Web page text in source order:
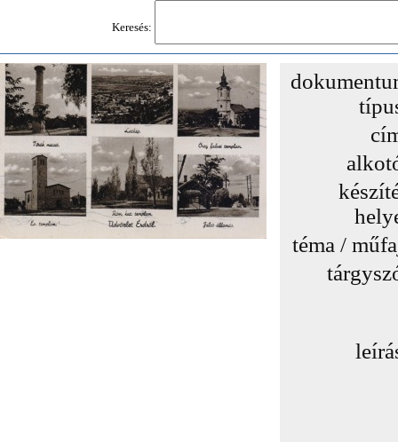
Keresés:
téma /